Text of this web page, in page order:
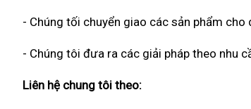
- Chúng tối chuyển giao các sản phẩm
- Chúng tôi đưa ra các giải pháp theo nhu
Liên hệ chung tôi theo: